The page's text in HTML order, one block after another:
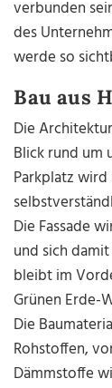
verbunden
des
werde so
Bau aus
Die
Blick rund um
Parkplatz
Die Fassade
und sich
bleibt im
Grünen Erde-
Die
Rohstoffen,
Dämmstoffe